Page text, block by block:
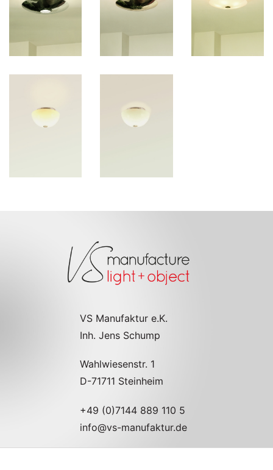
VS Manufaktur e.K.
Inh. Jens Schump
Wahlwiesenstr. 1
D-71711 Steinheim
+49 (0)7144 889 110 5
info@vs-manufaktur.de